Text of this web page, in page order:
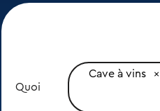
Quoi
Cave à vins